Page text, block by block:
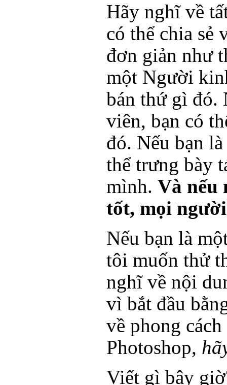
Hãy nghĩ về
có thể chia sẻ
đơn giản như
một Người
bán thứ gì đó.
viên, bạn có
đó. Nếu bạn
thể trưng bày
mình. Và nếu
tốt, mọi người
Nếu bạn là
tôi muốn thử
nghĩ về nội
vì bắt đầu
về phong
Photoshop,
Viết gì bây